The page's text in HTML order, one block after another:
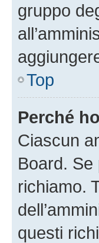
gruppo
Top
Perché
Ciascun
Board.
richiamo.
questi